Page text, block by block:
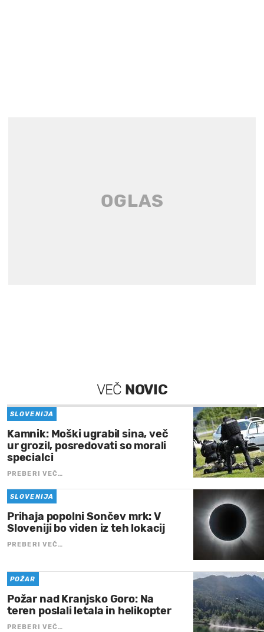
VEČ NOVIC
SLOVENIJA
Kamnik: Moški ugrabil sina, več
ur grozil, posredovati so morali
specialci
PREBERI VEČ…
SLOVENIJA
Prihaja popolni Sončev mrk: V
Sloveniji bo viden iz teh lokacij
PREBERI VEČ…
POŽAR
Požar nad Kranjsko Goro: Na
teren poslali letala in helikopter
PREBERI VEČ…